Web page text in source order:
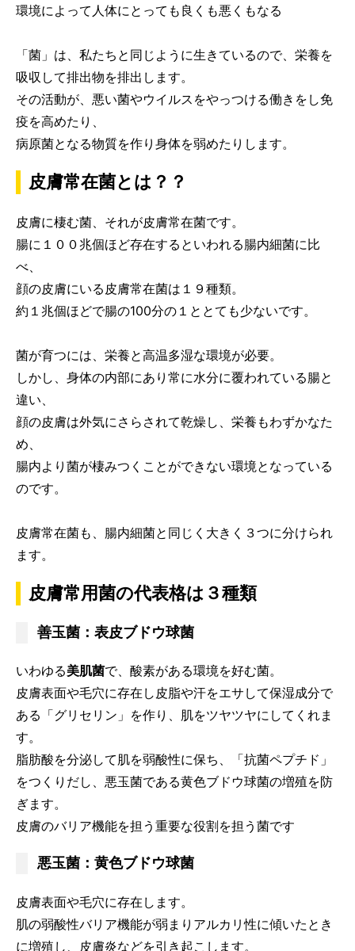
環境によって人体にとっても良くも悪くもなる
「菌」は、私たちと同じように生きているので、栄養を
吸収して排出物を排出します。
その活動が、悪い菌やウイルスをやっつける働きをし免
疫を高めたり、
病原菌となる物質を作り身体を弱めたりします。
皮膚常在菌とは？？
皮膚に棲む菌、それが皮膚常在菌です。
腸に１００兆個ほど存在するといわれる腸内細菌に比
べ、
顔の皮膚にいる皮膚常在菌は１９種類。
約１兆個ほどで腸の100分の１ととても少ないです。
菌が育つには、栄養と高温多湿な環境が必要。
しかし、身体の内部にあり常に水分に覆われている腸と
違い、
顔の皮膚は外気にさらされて乾燥し、栄養もわずかなた
め、
腸内より菌が棲みつくことができない環境となっている
のです。
皮膚常在菌も、腸内細菌と同じく大きく３つに分けられ
ます。
皮膚常用菌の代表格は３種類
善玉菌：表皮ブドウ球菌
いわゆる美肌菌で、酸素がある環境を好む菌。
皮膚表面や毛穴に存在し皮脂や汗をエサして保湿成分で
ある「グリセリン」を作り、肌をツヤツヤにしてくれま
す。
脂肪酸を分泌して肌を弱酸性に保ち、「抗菌ペプチド」
をつくりだし、悪玉菌である黄色ブドウ球菌の増殖を防
ぎます。
皮膚のバリア機能を担う重要な役割を担う菌です
悪玉菌：黄色ブドウ球菌
皮膚表面や毛穴に存在します。
肌の弱酸性バリア機能が弱まりアルカリ性に傾いたとき
に増殖し、皮膚炎などを引き起こします。